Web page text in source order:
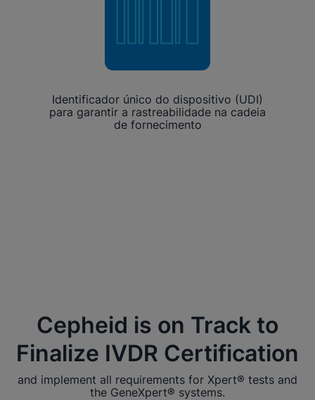
Identificador único do dispositivo (UDI)
para garantir a rastreabilidade na cadeia
de fornecimento
Cepheid is on Track to
Finalize IVDR Certification
and implement all requirements for Xpert® tests and
the GeneXpert® systems.